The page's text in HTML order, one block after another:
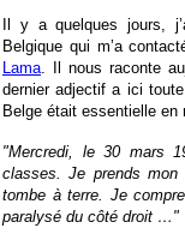
Il y a quelques jours,
Belgique qui m’a
Lama . Il nous raconte
dernier adjectif a ici
Belge était essentielle en
"Mercredi, le 30 mars
classes. Je prends
tombe à terre. Je
paralysé du côté droit …"